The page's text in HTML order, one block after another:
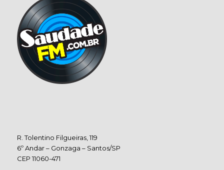
R. Tolentino Filgueiras, 119
6º Andar – Gonzaga – Santos/SP
CEP 11060-471